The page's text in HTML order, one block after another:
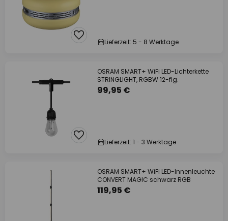
Lieferzeit: 5 - 8 Werktage
OSRAM SMART+ WiFi LED-Lichterkette
STRINGLIGHT, RGBW 12-flg.
99,95 €
Lieferzeit: 1 - 3 Werktage
OSRAM SMART+ WiFi LED-Innenleuchte
CONVERT MAGIC schwarz RGB
119,95 €